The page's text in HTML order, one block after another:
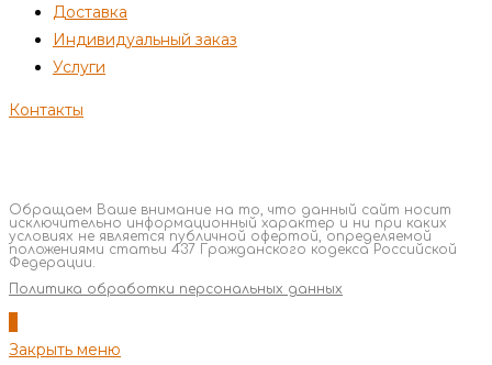
Доставка
Индивидуальный заказ
Услуги
Контакты
Обращаем Ваше внимание на то, что данный сайт носит
исключительно информационный характер и ни при каких
условиях не является публичной офертой, определяемой
положениями статьи 437 Гражданского кодекса Российской
Федерации.
Политика обработки персональных данных
Закрыть меню